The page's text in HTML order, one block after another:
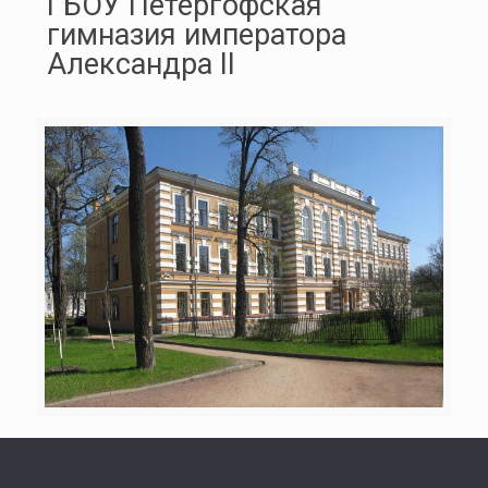
гимназия императора
Александра II